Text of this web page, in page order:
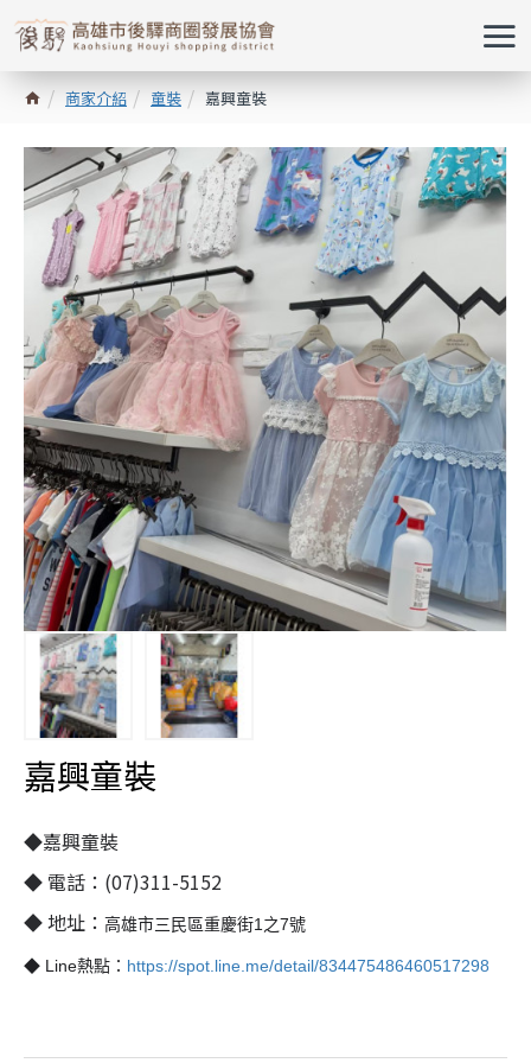
商家介紹 童裝 嘉興童裝
嘉興童裝
◆嘉興童裝
◆ 電話：(07)311-5152
◆ 地址： 高雄市三民區重慶街1之7號
◆ Line熱點： https://spot.line.me/detail/834475486460517298